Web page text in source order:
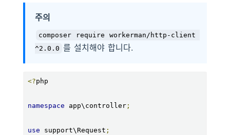
주의
composer require workerman/http-client
^2.0.0 를 설치해야 합니다.
<?php
namespace app\controller;
use support\Request ;